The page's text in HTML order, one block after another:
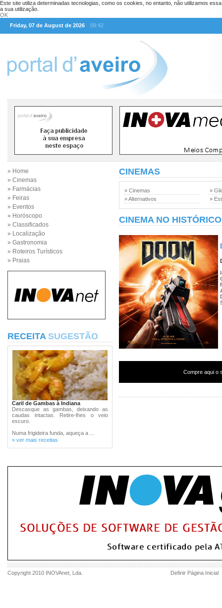
Este site utiliza determinadas tecnologias, como os cookies, no entanto, não utilizamos
a sua utilização.
OK
Friday, 07 de August de 2026
09:42
» Home
» Cinemas
» Farmácias
» Feiras
» Eventos
» Horóscopo
» Classificados
» Localização
» Gastronomia
» Roteiros Turísticos
» Praias
RECEITA SUGESTÃO
Caril de Gambas à Indiana
Descasque as gambas, deixando as
caudas intactas. Retire-lhes o veio
escuro.
Numa frigideira funda, aqueça a ...
» ver mais receitas
CINEMAS
» Cinemas
» Alternativos
»
»
CINEMA NO HISTÓRICO
Compre aqui o
Copyright 2010 INOVAnet , Lda. Definir Página Inicial